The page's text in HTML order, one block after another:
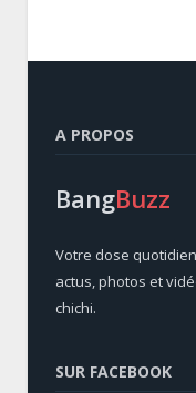
A PROPOS
BangBuzz
Votre dose
actus, photos et
chichi.
SUR FACEBOOK